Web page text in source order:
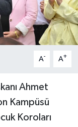
A- A+
Ahmet
Kampüsü
Koroları